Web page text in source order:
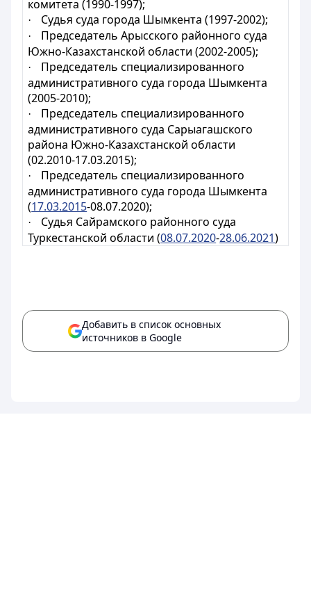
комитета (1990-1997);
· Судья суда города Шымкента (1997-2002);
·
Председатель Арысского районного суда
Южно-Казахстанской области (2002-2005);
·
Председатель специализированного
административного суда города Шымкента
(2005-2010);
·
Председатель специализированного
административного суда Сарыагашского
района Южно-Казахстанской области
(02.2010-17.03.2015);
· Председательспециализированного
административного суда города Шымкента
(17.03.2015-08.07.2020);
· Судья Сайрамского районного суда
Туркестанской области (08.07.2020-28.06.2021)
Добавить в список основных
источников в Google